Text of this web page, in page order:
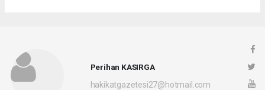
Perihan KASIRGA
hakikatgazetesi27@hotmail.com